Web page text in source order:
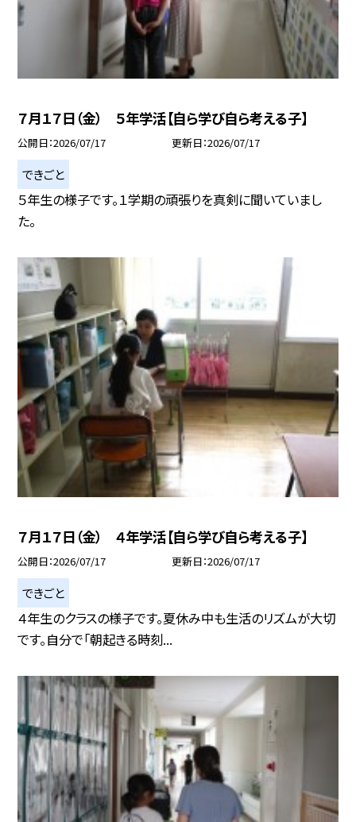
７月１７日（金） ５年学活【自ら学び自ら考える子】
公開日 2026/07/17 更新日 2026/07/17
できごと
５年生の様子です。１学期の頑張りを真剣に聞いていまし
た。
７月１７日（金） ４年学活【自ら学び自ら考える子】
公開日 2026/07/17 更新日 2026/07/17
できごと
４年生のクラスの様子です。夏休み中も生活のリズムが大切
です。自分で「朝起きる時刻...